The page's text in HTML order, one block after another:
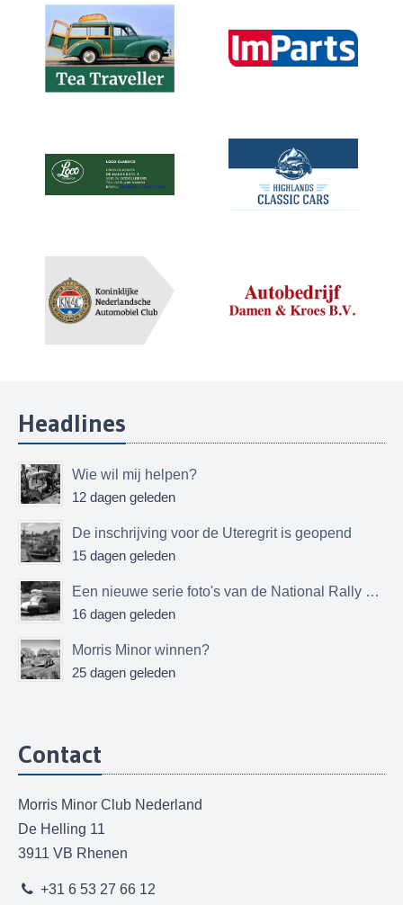
Headlines
Wie wil mij helpen?
12 dagen geleden
De inschrijving voor de Uteregrit is geopend
15 dagen geleden
Een nieuwe serie foto's van de National Rally MMOC
16 dagen geleden
Morris Minor winnen?
25 dagen geleden
Contact
Morris Minor Club Nederland
De Helling 11
3911 VB Rhenen
+31 6 53 27 66 12